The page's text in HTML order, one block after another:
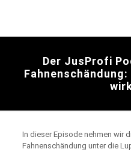
Der JusProfi
In dieser Episode nehmen wir
Fahnenschändung unter die